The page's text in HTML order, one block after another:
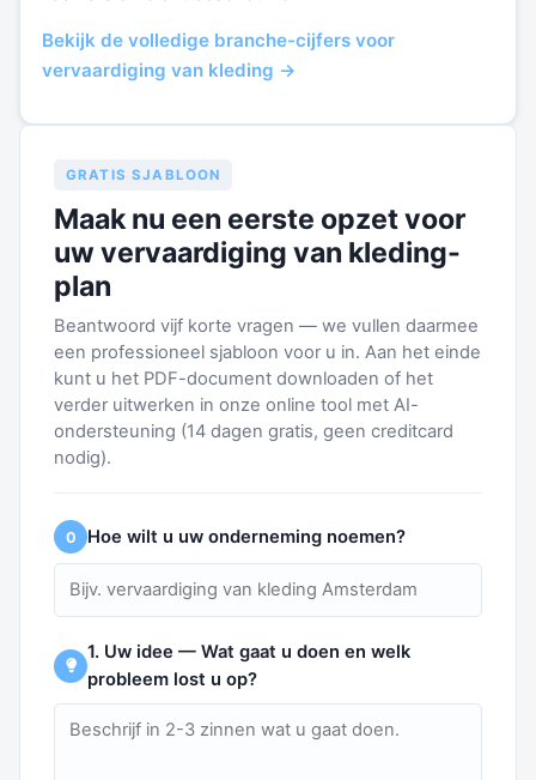
Bekijk de volledige branche-cijfers voor
vervaardiging van kleding →
GRATIS SJABLOON
Maak nu een eerste opzet voor
uw vervaardiging van kleding-
plan
Beantwoord vijf korte vragen — we vullen daarmee
een professioneel sjabloon voor u in. Aan het einde
kunt u het PDF-document downloaden of het
verder uitwerken in onze online tool met AI-
ondersteuning (14 dagen gratis, geen creditcard
nodig).
0 Hoe wilt u uw onderneming noemen?
1. Uw idee — Wat gaat u doen en welk
probleem lost u op?